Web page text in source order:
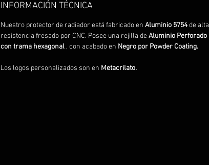
INFORMACIÓN TÉCNICA
Nuestro protector de radiador está fabricado en Aluminio 5754de alta
resistencia fresado por CNC. Posee una rejilla deAluminio Perforado
con trama hexagonal , con acabado en Negro por Powder Coating.
Los logos personalizados son en Metacrilato.